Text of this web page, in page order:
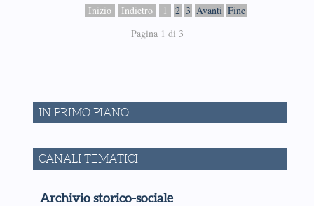
Inizio Indietro 1 2 3 Avanti Fine
Pagina 1 di 3
IN PRIMO PIANO
CANALI TEMATICI
Archivio storico-sociale